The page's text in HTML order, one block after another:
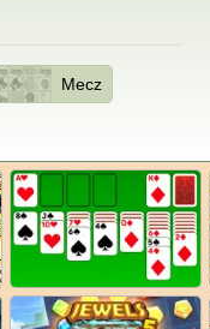
Mecz